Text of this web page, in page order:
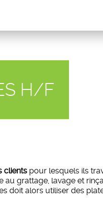
H/F
clients pour lesquels ils
grattage, lavage et
doit alors utiliser des